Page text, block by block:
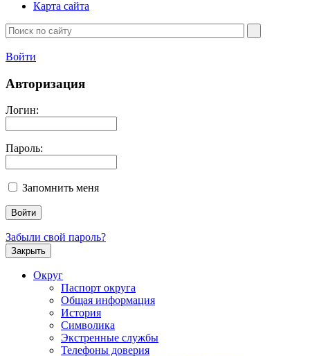
Карта сайта
Войти
Авторизация
Логин:
Пароль:
Запомнить меня
Забыли свой пароль?
Закрыть
Округ
Паспорт округа
Общая информация
История
Символика
Экстренные службы
Телефоны доверия